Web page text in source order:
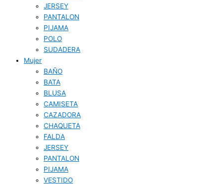
JERSEY
PANTALON
PIJAMA
POLO
SUDADERA
Mujer
BAÑO
BATA
BLUSA
CAMISETA
CAZADORA
CHAQUETA
FALDA
JERSEY
PANTALON
PIJAMA
VESTIDO